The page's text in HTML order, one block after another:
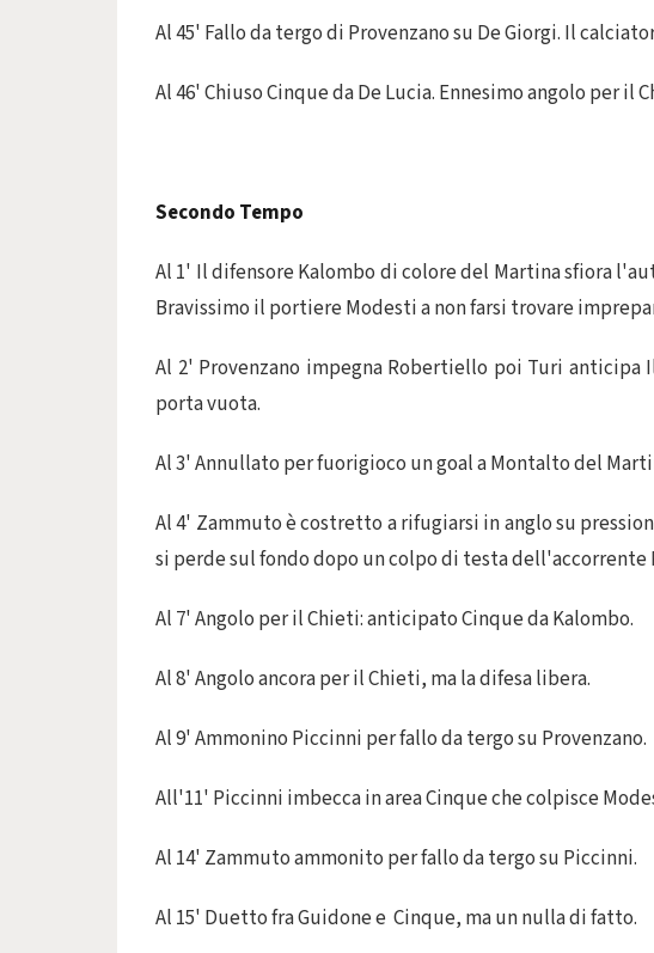
Al 45' Fallo da tergo di Provenzano su De Giorgi. Il
Al 46' Chiuso Cinque da De Lucia. Ennesimo angolo per il
Secondo Tempo
Al 1' Il difensore Kalombo di colore del Martina sfiora
Bravissimo il portiere Modesti a non farsi trovare
Al 2' Provenzano impegna Robertiello poi Turi anticipa
porta vuota.
Al 3' Annullato per fuorigioco un goal a Montalto del
Al 4' Zammuto è costretto a rifugiarsi in anglo su
si perde sul fondo dopo un colpo di testa dell'accorrente
Al 7' Angolo per il Chieti: anticipato Cinque da Kalombo.
Al 8' Angolo ancora per il Chieti, ma la difesa libera.
Al 9' Ammonino Piccinni per fallo da tergo su Provenzano.
All'11' Piccinni imbecca in area Cinque che colpisce
Al 14' Zammuto ammonito per fallo da tergo su Piccinni.
Al 15' Duetto fra Guidone e Cinque, ma un nulla di fatto.